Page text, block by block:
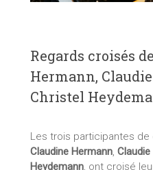
Regards croisés
Hermann,
Christel
Les trois participantes
Claudine Hermann, Claudie
Heydemann, ont croisé